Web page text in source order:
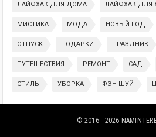
ЛАЙФХАК ДЛЯ ДОМА ЛАЙФХАК ДЛЯ
МИСТИКА МОДА НОВЫЙ ГОД
ОТПУСК ПОДАРКИ ПРАЗДНИК
ПУТЕШЕСТВИЯ РЕМОНТ САД
СТИЛЬ УБОРКА ФЭН-ШУЙ
© 2016 - 2026